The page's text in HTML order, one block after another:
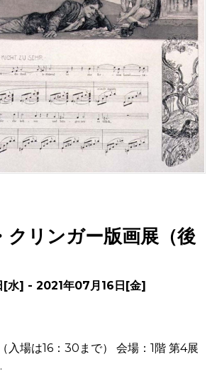
クリンガー版画展（後
水] - 2021年07月16日[金]
場は16：30まで） 会場：1階 第4展